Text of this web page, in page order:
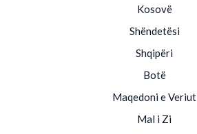
Kosovë
Shëndetësi
Shqipëri
Botë
Maqedoni e Veriut
Mal i Zi